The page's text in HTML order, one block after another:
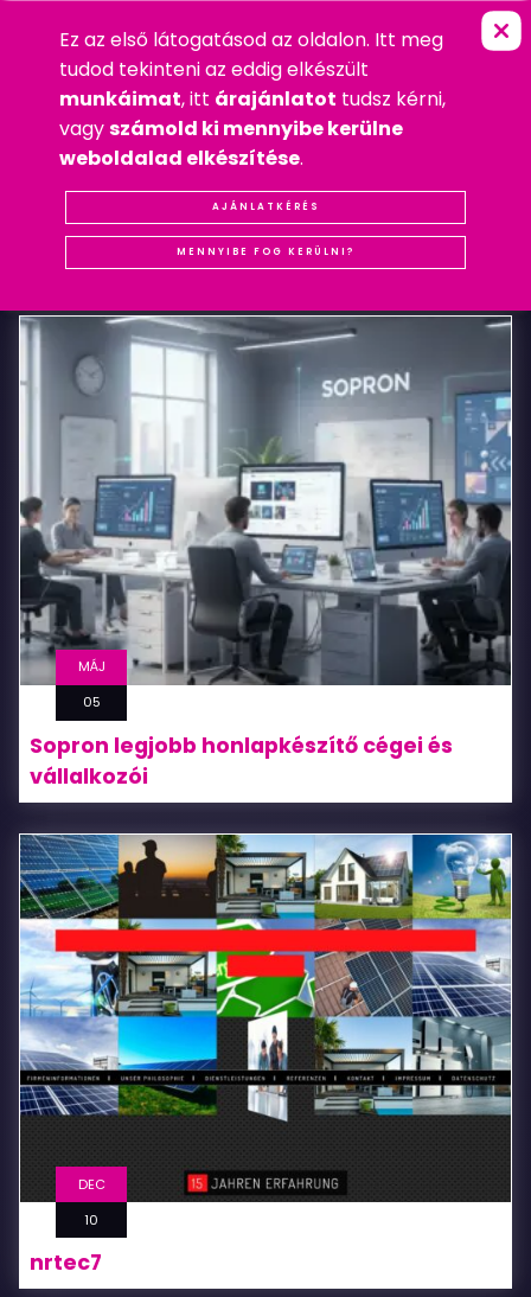
RHARDT É TTEREM P NZ
FŐOLDAL
MOBIL
2014. SZEPTEMBER 12. PÉNTEK
MOBIL
,
WEBDESIGN
#REFERENCIA
#SOPRON
Panzió
KAPCSOLÓDÓBEJEGYZÉSEK
MÁJ
05
Sopron legjobb honlapkészítő cégei és
vállalkozói
DEC
10
nrtec7
Ez az első látogatásod az oldalon. Itt meg
tudod tekinteni az eddig elkészült
munkáimat, itt árajánlatot tudsz kérni,
vagyszámold ki mennyibe kerülne
weboldalad elkészítése.
AJÁNLATKÉRÉS
MENNYIBE FOG KERÜLNI?